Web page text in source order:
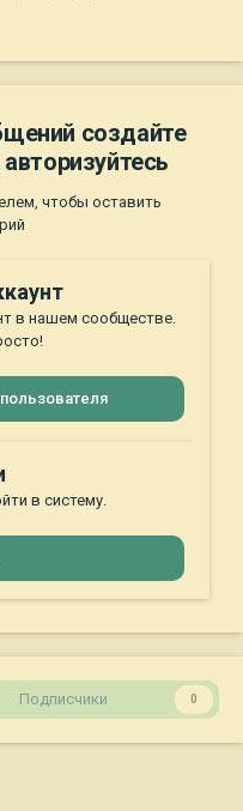
создайте
чтобы оставить
в нашем сообществе.
в систему.
Подписчики 0